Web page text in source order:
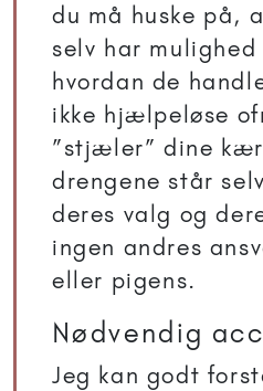
du må huske på,
selv har
hvordan de
ikke hjælpeløse
”stjæler” dine
drengene står
deres valg og
ingen andres
eller pigens.
Nødvendig
Jeg kan godt